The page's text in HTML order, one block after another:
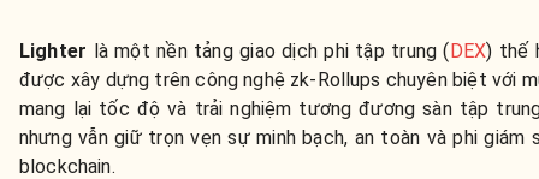
Lighter là một nền tảng giao dịch phi tập trung (DEX) thế
được xây dựng trên công nghệ zk-Rollups chuyên biệt với
mang lại tốc độ và trải nghiệm tương đương sàn tập
nhưng vẫn giữ trọn vẹn sự minh bạch, an toàn và phi giám
blockchain.